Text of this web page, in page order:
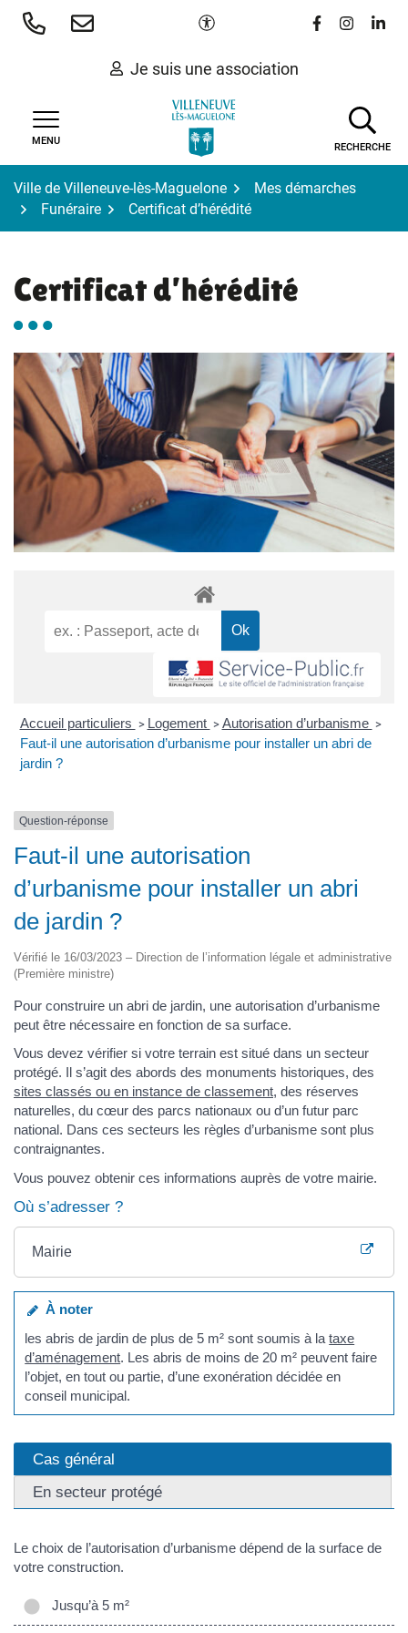
Aller
Paramètres d'accessibilité
Lien vers le
Lien vers
Lien
Je suis une association
MENU
RECHERCHE
Ville de Villeneuve-lès-Maguelone
Mes démarches
Funéraire
Certificat d’hérédité
Certificat d’hérédité
Accueil particuliers > Logement > Autorisation d’urbanisme >
Faut-il une autorisation d’urbanisme pour installer un abri de
jardin ?
Question-réponse
Faut-il une autorisation
d’urbanisme pour installer un abri
de jardin ?
Vérifié le 16/03/2023 – Direction de l’information légale et administrative
(Première ministre)
Pour construire un abri de jardin, une autorisation d’urbanisme
peut être nécessaire en fonction de sa surface.
Vous devez vérifier si votre terrain est situé dans un secteur
protégé. Il s’agit des abords des monuments historiques, des
sites classés ou en instance de classement, des réserves
naturelles, du cœur des parcs nationaux ou d’un futur parc
national. Dans ces secteurs les règles d’urbanisme sont plus
contraignantes.
Vous pouvez obtenir ces informations auprès de votre mairie.
Où s’adresser ?
Mairie
À noter
les abris de jardin de plus de 5 m² sont soumis à lataxe
d’aménagement. Les abris de moins de 20 m² peuvent faire
l’objet, en tout ou partie, d’une exonération décidée en
conseil municipal.
Cas général
En secteur protégé
Le choix de l’autorisation d’urbanisme dépend de la surface de
votre construction.
Jusqu’à 5 m²